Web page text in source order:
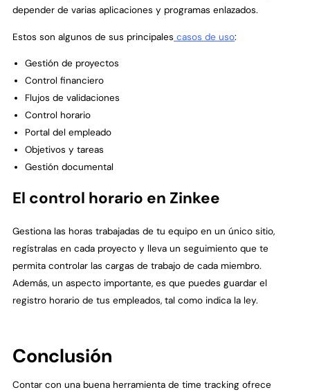
depender de varias aplicaciones y programas enlazados.
Estos son algunos de sus principales casos de uso:
Gestión de proyectos
Control financiero
Flujos de validaciones
Control horario
Portal del empleado
Objetivos y tareas
Gestión documental
El control horario en Zinkee
Gestiona las horas trabajadas de tu equipo en un único sitio,
regístralas en cada proyecto y lleva un seguimiento que te
permita controlar las cargas de trabajo de cada miembro.
Además, un aspecto importante, es que puedes guardar el
registro horario de tus empleados, tal como indica la ley.
Conclusión
Contar con una buena herramienta de time tracking ofrece